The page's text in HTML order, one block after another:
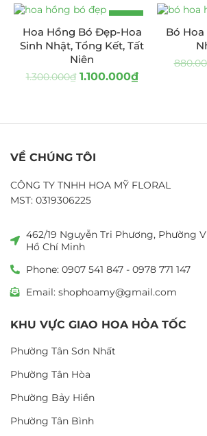
-15%
Hoa Hồng Bó Đẹp-Hoa
Sinh Nhật, Tổng Kết, Tất
Niên
1.300.000₫ 1.100.000₫
Bó
VỀ CHÚNG TÔI
CÔNG TY TNHH HOA MỸ FLORAL
MST: 0319306225
462/19 Nguyễn Tri Phương, Phường
Hồ Chí Minh
Phone: 0907 541 847 - 0978 771 147
Email: shophoamy@gmail.com
KHU VỰC GIAO HOA HỎA TỐC
Phường Tân Sơn Nhất
Phường Tân Hòa
Phường Bảy Hiền
Phường Tân Bình